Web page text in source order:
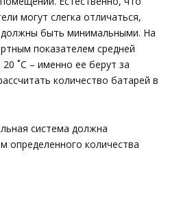
могут слегка отличаться,
должны быть минимальными. На
показателем средней
˚С – именно ее берут за
количество батарей в
система должна
определенного количества